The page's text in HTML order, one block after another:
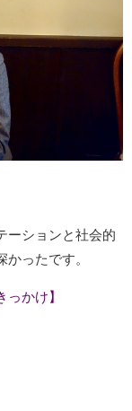
ーションと社会的
ったです。
かけ】